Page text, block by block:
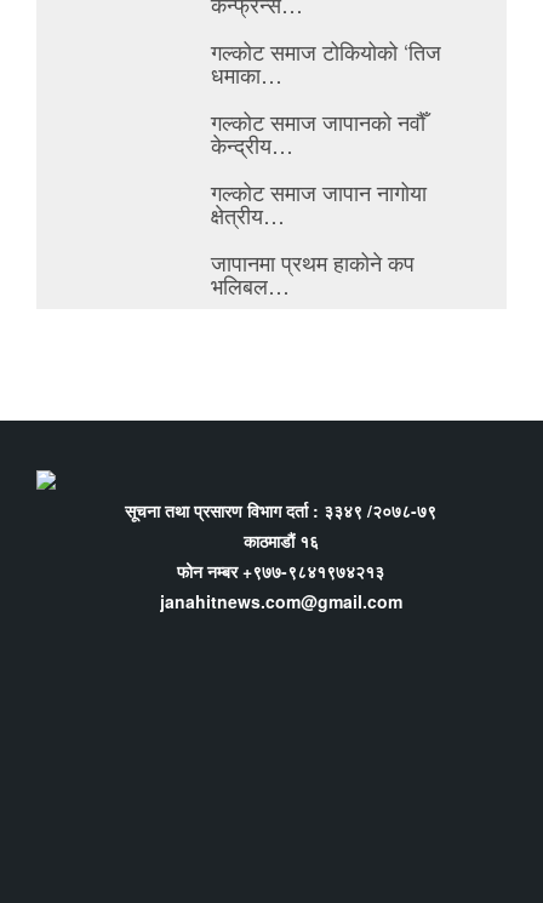
गल्कोट समाज टोकियोको ‘तिज
धमाका…
गल्कोट समाज जापानको नवौँ
केन्द्रीय…
गल्कोट समाज जापान नागोया
क्षेत्रीय…
जापानमा प्रथम हाकोने कप
भलिबल…
सूचना तथा प्रसारण विभाग दर्ता : ३३४९ /२०७८-७९
काठमाडौं १६
फोन नम्बर +९७७-९८४१९७४२१३
janahitnews.com@gmail.com